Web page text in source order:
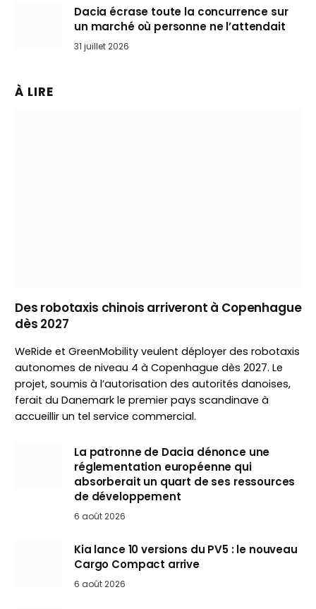
Dacia écrase toute la concurrence sur
un marché où personne ne l’attendait
31 juillet 2026
À LIRE
Des robotaxis chinois arriveront à Copenhague
dès 2027
WeRide et GreenMobility veulent déployer des robotaxis
autonomes de niveau 4 à Copenhague dès 2027. Le
projet, soumis à l’autorisation des autorités danoises,
ferait du Danemark le premier pays scandinave à
accueillir un tel service commercial.
La patronne de Dacia dénonce une
réglementation européenne qui
absorberait un quart de ses ressources
de développement
6 août 2026
Kia lance 10 versions du PV5 : le nouveau
Cargo Compact arrive
6 août 2026